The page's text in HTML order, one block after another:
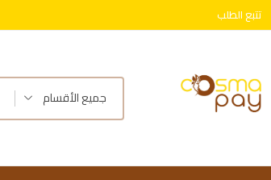
تتبع الطلب
جميع الأقسام